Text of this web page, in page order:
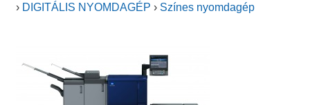
› DIGITÁLIS NYOMDAGÉP › Színes nyomdagép